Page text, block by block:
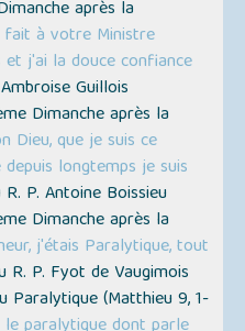
après la
fait à votre Ministre
j'ai la douce confiance
Guillois
Dimanche après la
Dieu, que je suis ce
longtemps je suis
R. P. Antoine Boissieu
Dimanche après la
j'étais Paralytique, tout
R. P. Fyot de Vaugimois
Paralytique(Matthieu 9, 1-